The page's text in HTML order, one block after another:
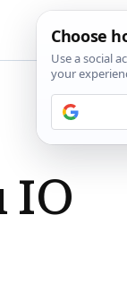
IO